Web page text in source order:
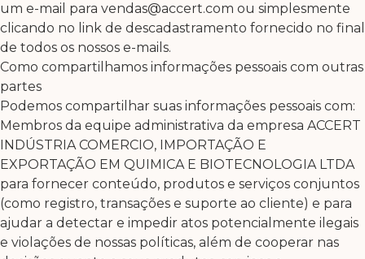
um e-mail para vendas@accert.com ou simplesmente
clicando no link de descadastramento fornecido no final
de todos os nossos e-mails.
Como compartilhamos informações pessoais com outras
partes
Podemos compartilhar suas informações pessoais com:
Membros da equipe administrativa da empresa ACCERT
INDÚSTRIA COMERCIO, IMPORTAÇÃO E
EXPORTAÇÃO EM QUIMICA E BIOTECNOLOGIA LTDA
para fornecer conteúdo, produtos e serviços conjuntos
(como registro, transações e suporte ao cliente) e para
ajudar a detectar e impedir atos potencialmente ilegais
e violações de nossas políticas, além de cooperar nas